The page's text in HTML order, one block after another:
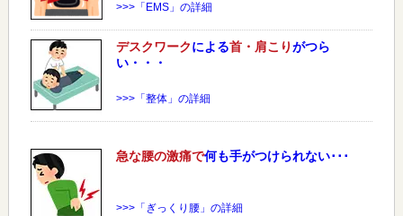
>>>「EMS」の詳細
デスクワークによる首・肩こりがつら
い・・・
>>>「整体」の詳細
急な腰の激痛で何も手がつけられない･･･
>>>「ぎっくり腰」の詳細